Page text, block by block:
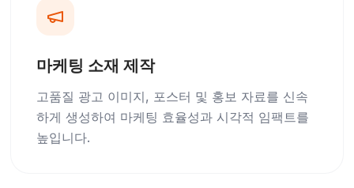
마케팅 소재 제작
고품질 광고 이미지, 포스터 및 홍보 자료를 신속
하게 생성하여 마케팅 효율성과 시각적 임팩트를
높입니다.